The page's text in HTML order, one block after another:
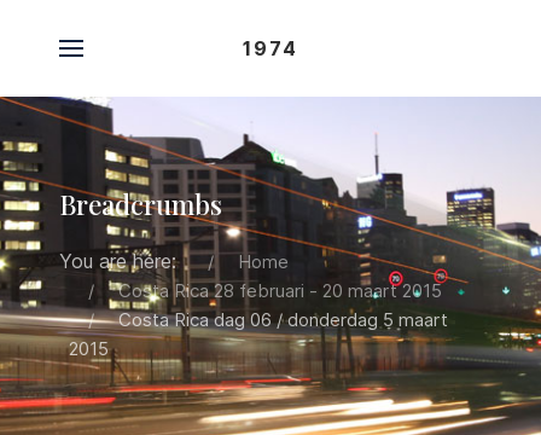
1974
Breadcrumbs
You are here:
Home
Costa Rica 28 februari - 20 maart 2015
Costa Rica dag 06 / donderdag 5 maart
2015